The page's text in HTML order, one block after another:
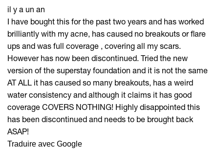
il y a un an
I have bought this for the past two years and has worked
brilliantly with my acne, has caused no breakouts or flare
ups and was full coverage , covering all my scars.
However has now been discontinued. Tried the new
version of the superstay foundation and it is not the same
AT ALL it has caused so many breakouts, has a weird
water consistency and although it claims it has good
coverage COVERS NOTHING! Highly disappointed this
has been discontinued and needs to be brought back
ASAP!
Traduire avec Google